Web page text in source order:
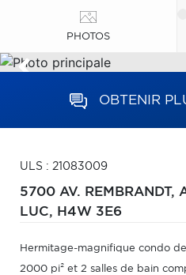
PHOTOS
OBTENIR
ULS : 21083009
5700 AV. REMBRANDT,
LUC, H4W 3E6
Hermitage-magnifique condo
2000 pi² et 2 salles de bain